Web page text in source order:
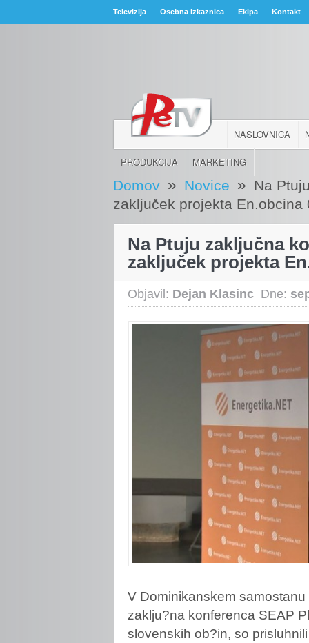
Televizija Osebna izkaznica Ekipa Kontakt
NASLOVNICA
PRODUKCIJA MARKETING
Domov » Novice » Na
zaključek projekta En.obcina
Na Ptuju zaključna
zaključek projekta
Objavil: Dejan Klasinc Dne:
V Dominikanskem
zaklju?na konferenca SEAP
slovenskih ob?in, so